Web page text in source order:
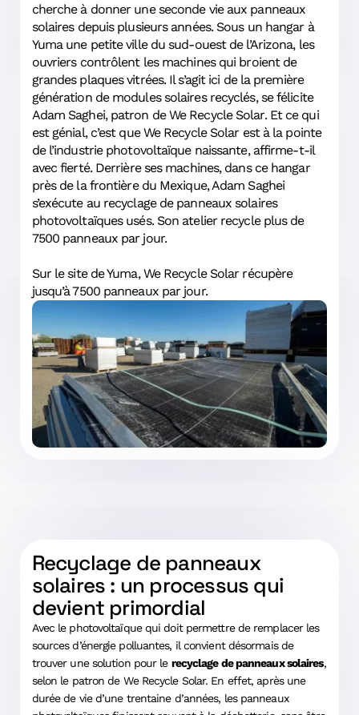
cherche à donner une seconde vie aux panneaux
solaires depuis plusieurs années. Sous un hangar à
Yuma une petite ville du sud-ouest de l’Arizona, les
ouvriers contrôlent les machines qui broient de
grandes plaques vitrées. Il s’agit ici de la première
génération de modules solaires recyclés, se félicite
Adam Saghei, patron de We Recycle Solar. Et ce qui
est génial, c’est que We Recycle Solar est à la pointe
de l’industrie photovoltaïque naissante, affirme-t-il
avec fierté. Derrière ses machines, dans ce hangar
près de la frontière du Mexique, Adam Saghei
s’exécute au recyclage de panneaux solaires
photovoltaïques usés. Son atelier recycle plus de
7500 panneaux par jour.
Sur le site de Yuma, We Recycle Solar récupère
jusqu’à 7500 panneaux par jour.
Recyclage de panneaux
solaires : un processus qui
devient primordial
Avec le photovoltaïque qui doit permettre de remplacer les
sources d’énergie polluantes, il convient désormais de
trouver une solution pour le recyclage de panneaux solaires,
selon le patron de We Recycle Solar. En effet, après une
durée de vie d’une trentaine d’années, les panneaux